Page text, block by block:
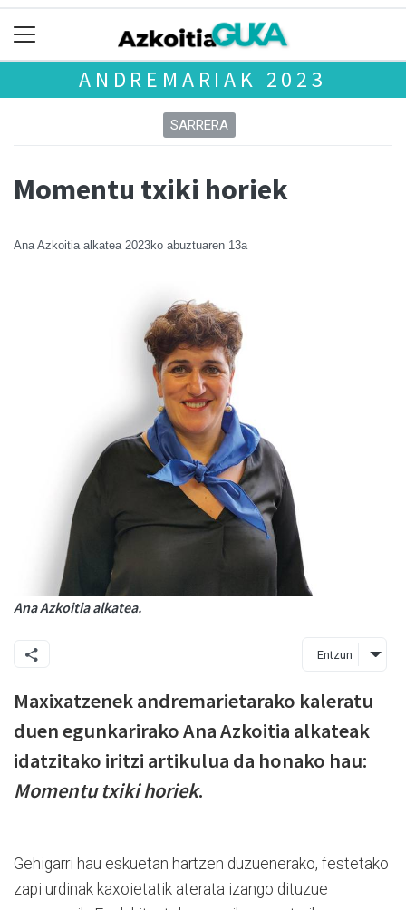
ANDREMARIAK 2023
SARRERA
Momentu txiki horiek
Ana Azkoitia alkatea 2023ko abuztuaren 13a
Ana Azkoitia alkatea.
Entzun
Maxixatzenek andremarietarako kaleratu
duen egunkarirako Ana Azkoitia alkateak
idatzitako iritzi artikulua da honako hau:
Momentu txiki horiek.
Gehigarri hau eskuetan hartzen duzuenerako, festetako
zapi urdinak kaxoietatik aterata izango dituzue